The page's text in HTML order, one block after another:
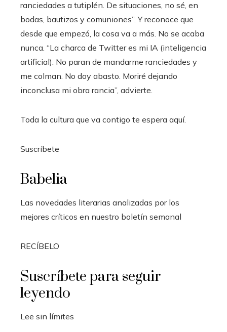
ranciedades a tutiplén. De situaciones, no sé, en
bodas, bautizos y comuniones”. Y reconoce que
desde que empezó, la cosa va a más. No se acaba
nunca. “La charca de Twitter es mi IA (inteligencia
artificial). No paran de mandarme ranciedades y
me colman. No doy abasto. Moriré dejando
inconclusa mi obra rancia”, advierte.
Toda la cultura que va contigo te espera aquí.
Suscríbete
Babelia
Las novedades literarias analizadas por los
mejores críticos en nuestro boletín semanal
RECÍBELO
Suscríbete para seguir
leyendo
Lee sin límites